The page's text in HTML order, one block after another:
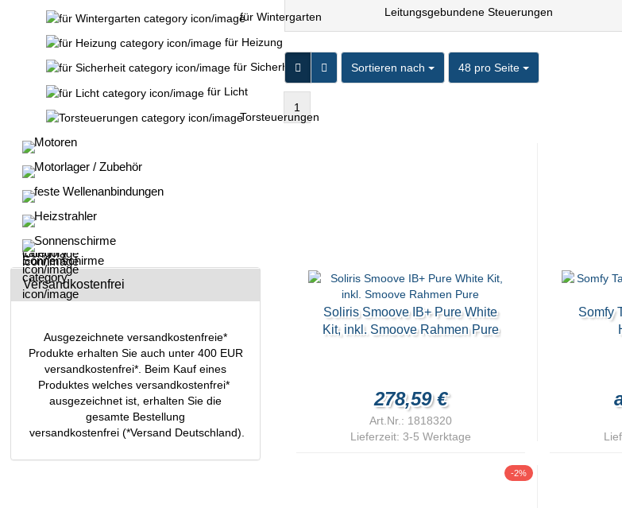
Leitungsgebundene Steuerungen
Sortieren nach
Sortieren nach 48 pro Seite
pro Seite
1
Soliris Smoove IB+ Pure White
Kit, inkl. Smoove Rahmen Pure
278,59 €
Art.Nr.: 1818320
Lieferzeit: 3-5 Werktage
Somfy
-2%
für Wintergarten
für Heizung
für Sicherheit
für Licht
Torsteuerungen
Motoren
Motorlager / Zubehör
feste Wellenanbindungen
Heizstrahler
Sonnenschirme
Versandkostenfrei
Ausgezeichnete versandkostenfreie*
Produkte erhalten Sie auch unter 400 EUR
versandkostenfrei*. Beim Kauf eines
Produktes welches versandkostenfrei*
ausgezeichnet ist, erhalten Sie die
gesamte Bestellung
versandkostenfrei (*Versand Deutschland).